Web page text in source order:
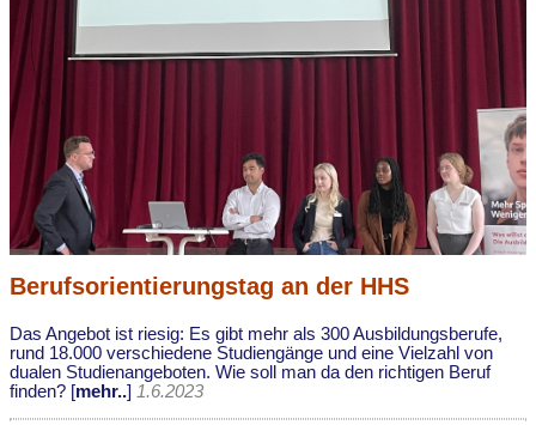
Berufsorientierungstag an der HHS
Das Angebot ist riesig: Es gibt mehr als 300 Ausbildungsberufe,
rund 18.000 verschiedene Studiengänge und eine Vielzahl von
dualen Studienangeboten. Wie soll man da den richtigen Beruf
finden? [mehr..] 1.6.2023